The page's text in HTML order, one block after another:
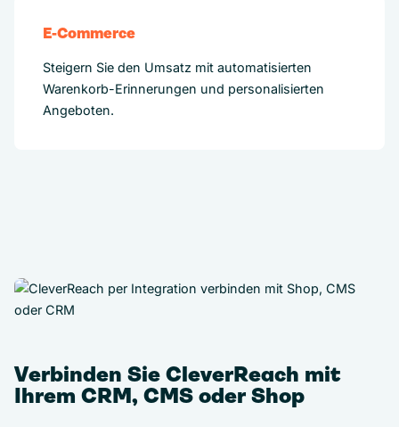
E-Commerce
Steigern Sie den Umsatz mit automatisierten
Warenkorb-Erinnerungen und personalisierten
Angeboten.
Verbinden Sie CleverReach mit
Ihrem CRM, CMS oder Shop